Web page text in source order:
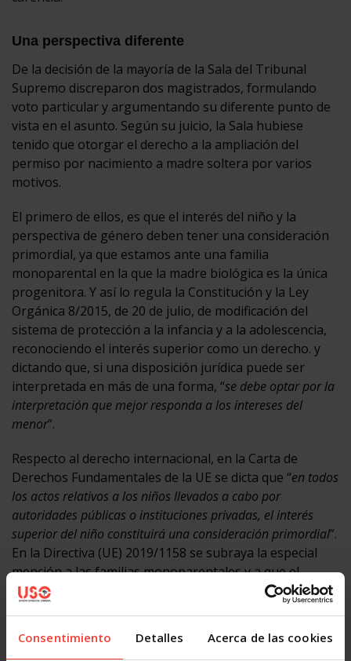
Consentimiento Detalles Acerca de las cookies
Una perspectiva diferente
De la decisión de la mayoría de la Sala del Tribunal
Supremo discreparon dos magistrados, formulando
voto particular y argumentando su diferente punto de
vista en el asunto. Según su juicio, la Sala hubiese
tenido que otorgar el derecho a la ampliación del
permiso por nacimiento a madre soltera por varios
motivos.
El primero de ellos, es que el interés del niño y la
perspectiva de género deben tener una consideración
primordial, ya que estamos ante una familia
monoparental en la que la madre biológica es la única
progenitora. Y así lo regula la Constitución y la Ley
Orgánica 8/2015, de 20 de julio, de modificación del
sistema de protección a la infancia y a la adolescencia,
reconociendo el interés superior como un derecho. y
dictando que, si una disposición jurídica puede ser
interpretada en más de una forma, “se debe optar por la
interpretación que mejor responda a los intereses del
menor”.
Respecto al derecho internacional, en la Carta de
Derechos Fundamentales de la UE se dicta que “en todos
los actos relativos a los niños llevados a cabo por
autoridades públicas o instituciones privadas, el interés
superior del niño constituirá una consideración primordial”.
En la Directiva (UE) 2019/1158 se subraya la especial
mención a las familias monoparentales y a que el
permiso parental se adapte a sus “
necesidades
”. Y de conformidad con la Convención de las
en todas las medidas concernientes a los niños que tomen